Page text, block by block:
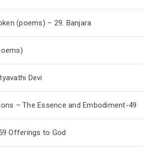
(poems) – 29. Banjara
Devi
– The Essence and Embodiment-49
Offerings to God